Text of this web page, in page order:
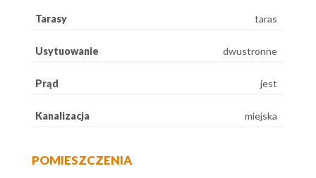
Tarasy taras
Usytuowanie dwustronne
Prąd jest
Kanalizacja miejska
POMIESZCZENIA